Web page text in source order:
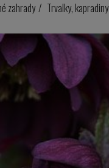
zahrady Trvalky,